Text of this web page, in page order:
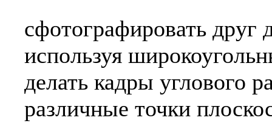
сфотографировать друг
используя
делать кадры углового
различные точки